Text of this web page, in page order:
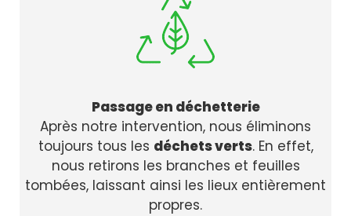
Passage en déchetterie
Après notre intervention, nous éliminons
toujours tous les déchets verts. En effet,
nous retirons les branches et feuilles
tombées, laissant ainsi les lieux entièrement
propres.